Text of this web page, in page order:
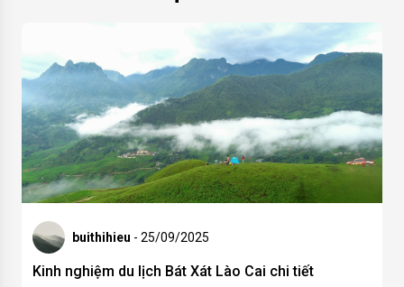
buithihieu - 25/09/2025
Kinh nghiệm du lịch Bát Xát Lào Cai chi tiết